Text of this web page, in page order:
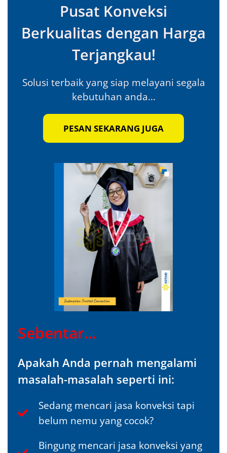
Pusat Konveksi
Berkualitas dengan Harga
Terjangkau!
Solusi terbaik yang siap melayani segala
kebutuhan anda...
PESAN SEKARANG JUGA
Sebentar...
Apakah Anda pernah mengalami
masalah-masalah seperti ini:
Sedang mencari jasa konveksi tapi
belum nemu yang cocok?
Bingung mencari jasa konveksi yang